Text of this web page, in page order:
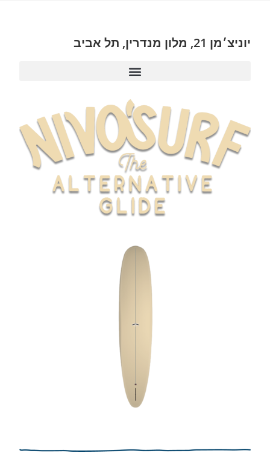
יוניצ׳מן 21, מלון מנדרין, תל אביב